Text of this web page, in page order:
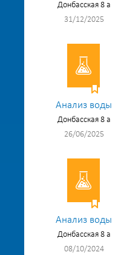
Донбасская 8 а
31/12/2025
Анализ воды
Донбасская 8 а
26/06/2025
Анализ воды
Донбасская 8 а
08/10/2024